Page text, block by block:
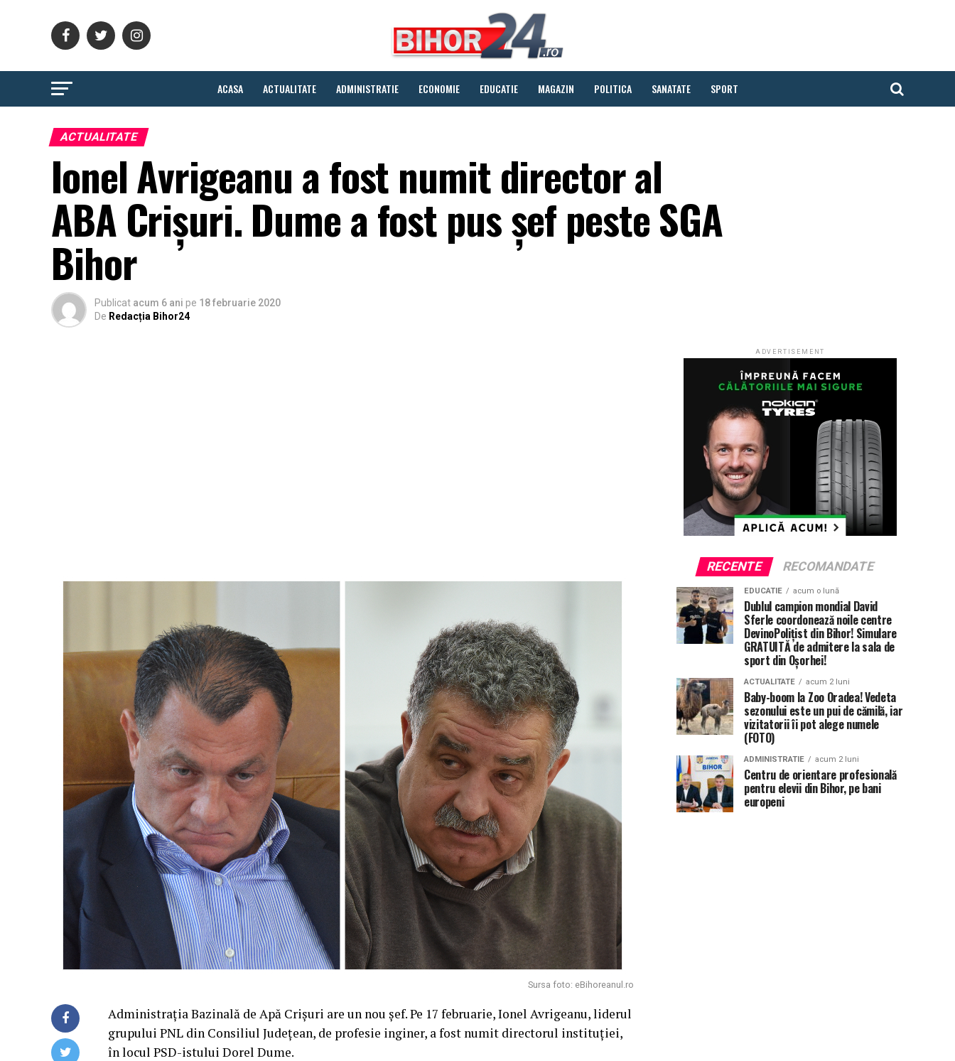
ACASA ACTUALITATE ADMINISTRATIE ECONOMIE EDUCATIE MAGAZIN POLITICA SANATATE SPORT
ACTUALITATE
Ionel Avrigeanu a fost numit director al
ABA Crişuri. Dume a fost pus şef peste SGA
Bihor
Publicat acum 6 ani pe 18 februarie 2020
De Redacția Bihor24
Sursa foto: eBihoreanul.ro
Administraţia Bazinală de Apă Crişuri are un nou şef. Pe 17 februarie, Ionel Avrigeanu, liderul
grupului PNL din Consiliul Judeţean, de profesie inginer, a fost numit directorul instituţiei,
în locul PSD-istului Dorel Dume.
ADVERTISEMENT
RECENTE RECOMANDATE
EDUCATIE acum o lună
Dublul campion mondial David
Sferle coordonează noile centre
DevinoPolițist din Bihor! Simulare
GRATUITĂ de admitere la sala de
sport din Oșorhei!
ACTUALITATE acum 2 luni
Baby-boom la Zoo Oradea! Vedeta
sezonului este un pui de cămilă, iar
vizitatorii îi pot alege numele
(FOTO)
ADMINISTRATIE acum 2 luni
Centru de orientare profesională
pentru elevii din Bihor, pe bani
europeni